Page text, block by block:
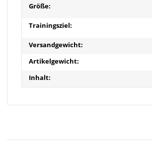
Größe:
Trainingsziel:
Versandgewicht:
Artikelgewicht:
Inhalt: